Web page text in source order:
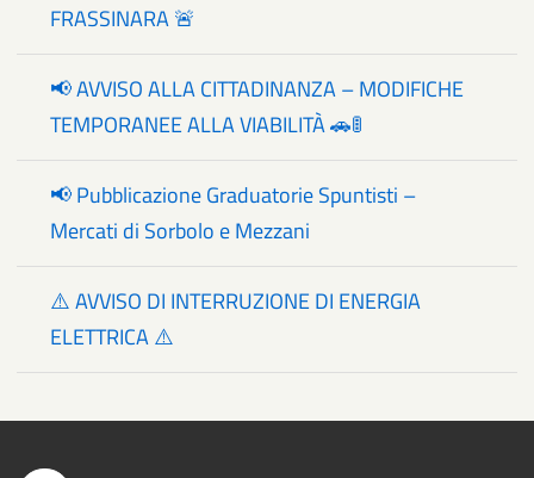
FRASSINARA 🚨
📢 AVVISO ALLA CITTADINANZA – MODIFICHE
TEMPORANEE ALLA VIABILITÀ 🚗🚦
📢 Pubblicazione Graduatorie Spuntisti –
Mercati di Sorbolo e Mezzani
⚠️ AVVISO DI INTERRUZIONE DI ENERGIA
ELETTRICA ⚠️